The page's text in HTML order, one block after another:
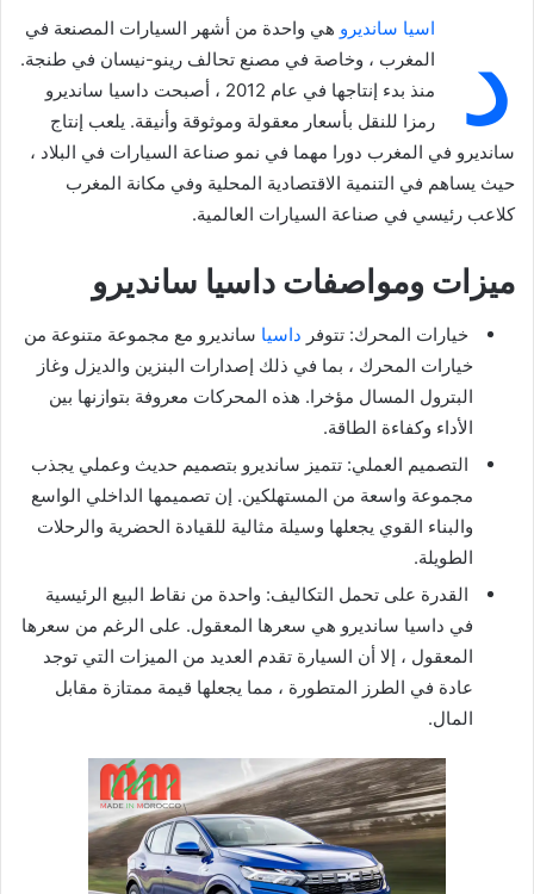
د اسيا سانديرو هي واحدة من أشهر السيارات المصنعة في
المغرب ، وخاصة في مصنع تحالف رينو-نيسان في طنجة.
منذ بدء إنتاجها في عام 2012 ، أصبحت داسيا سانديرو
رمزا للنقل بأسعار معقولة وموثوقة وأنيقة. يلعب إنتاج
سانديرو في المغرب دورا مهما في نمو صناعة السيارات في البلاد ،
حيث يساهم في التنمية الاقتصادية المحلية وفي مكانة المغرب
كلاعب رئيسي في صناعة السيارات العالمية.
ميزات ومواصفات داسيا سانديرو
خيارات المحرك: تتوفر داسيا سانديرو مع مجموعة متنوعة من
خيارات المحرك ، بما في ذلك إصدارات البنزين والديزل وغاز
البترول المسال مؤخرا. هذه المحركات معروفة بتوازنها بين
الأداء وكفاءة الطاقة.
التصميم العملي: تتميز سانديرو بتصميم حديث وعملي يجذب
مجموعة واسعة من المستهلكين. إن تصميمها الداخلي الواسع
والبناء القوي يجعلها وسيلة مثالية للقيادة الحضرية والرحلات
الطويلة.
القدرة على تحمل التكاليف: واحدة من نقاط البيع الرئيسية
في داسيا سانديرو هي سعرها المعقول. على الرغم من سعرها
المعقول ، إلا أن السيارة تقدم العديد من الميزات التي توجد
عادة في الطرز المتطورة ، مما يجعلها قيمة ممتازة مقابل
المال.